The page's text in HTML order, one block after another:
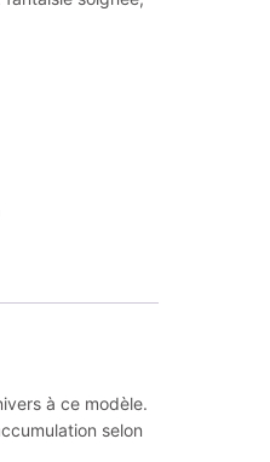
à ce modèle.
selon